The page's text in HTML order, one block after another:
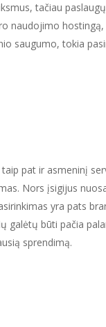
tačiau
naudojimo
saugumo, tokia
pat ir asmeninį
Nors įsigijus
yra pats
galėtų būti pačia
sprendimą.